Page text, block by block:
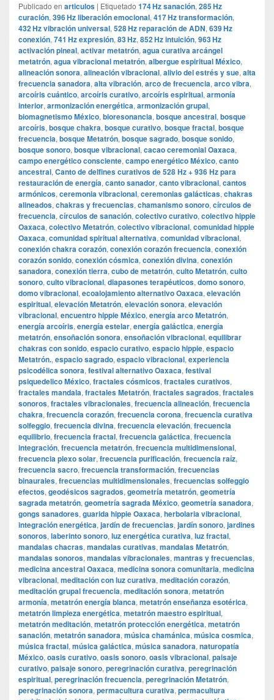
Publicado en articulos | Etiquetado 174 Hz sanación, 285 Hz
curación, 396 Hz liberación emocional, 417 Hz transformación,
432 Hz vibración universal, 528 Hz reparación de ADN, 639 Hz
conexión, 741 Hz expresión, 83 Hz, 852 Hz intuición, 963 Hz
activación pineal, activar metatrón, agua curativa arcángel
metatrón, agua vibracional metatrón, albergue espiritual México,
alineación sonora, alineación vibracional, alivio del estrés y sue, alta
frecuencia sanadora, alta vibración, arco de frecuencia, arco vibra,
arcoíris cuántico, arcoíris curativo, arcoíris espiritual, armonía
interior, armonización energética, armonización grupal,
biomagnetismo México, bioresonancia, bosque ancestral, bosque
arcoíris, bosque chakra, bosque curativo, bosque fractal, bosque
frecuencia, bosque Metatrón, bosque sagrado, bosque sonido,
bosque sonoro, bosque vibracional, cacao ceremonial Oaxaca,
campo energético consciente, campo energético México, canto
ancestral, Canto de delfines curativos de 528 Hz + 936 Hz para
restauración de energía, canto sanador, canto vibracional, cantos
armónicos, ceremonia vibracional, ceremonias galácticas, chakras
alineados, chakras y frecuencias, chamanismo sonoro, círculos de
frecuencia, círculos de sanación, colectivo curativo, colectivo hippie
Oaxaca, colectivo Metatrón, colectivo vibracional, comunidad hippie
Oaxaca, comunidad spiritual alternativa, comunidad vibracional,
conexión chakra corazón, conexión corazón frecuencia, conexión
corazón sonido, conexión cósmica, conexión divina, conexión
sanadora, conexión tierra, cubo de metatrón, culto Metatrón, culto
sonoro, culto vibracional, diapasones terapéuticos, domo sonoro,
domo vibracional, ecoalojamiento alternativo Oaxaca, elevación
espiritual, elevación Metatrón, elevación sonora, elevación
vibracional, encuentro hippie México, energía arco Metatrón,
energía arcoíris, energía estelar, energía galáctica, energía
metatrón, ensoñación sonora, ensoñación vibracional, equilibrar
chakras con sonido, espacio curativo, espacio hippie, espacio
Metatrón., espacio sagrado, espacio vibracional, experiencia
psicodélica sonora, festival alternativo Oaxaca, festival
psiquedelico México, fractales cósmicos, fractales curativos,
fractales mandala, fractales Metatrón, fractales sagrados, fractales
sonoros, fractales vibracionales, frecuencia alineación, frecuencia
chakra, frecuencia corazón, frecuencia corona, frecuencia curativa
solfeggio, frecuencia divina, frecuencia elevación, frecuencia
equilibrio, frecuencia fractal, frecuencia galáctica, frecuencia
integración, frecuencia metatrón, frecuencia multidimensional,
frecuencia plexo solar, frecuencia purificación, frecuencia raíz,
frecuencia sacro, frecuencia transformación, frecuencias
binaurales, frecuencias multidimensionales, frecuencias solfeggio
efectos, geodésicos sagrados, geometría metatrón, geometría
sagrada metatrón, geometría sagrada México, geometría sanadora,
gongs sanadores, guarida hippie Oaxaca, herbolaria vibracional,
integración energética, jardín de frecuencias, jardín sonoro, jardines
sonoros, laberinto sonoro, luz energética curativa, luz fractal,
mandalas chacras, mandalas curativas, mandalas Metatrón,
mandalas sonoros, mandalas vibracionales, mantras y frecuencias,
medicina ancestral Oaxaca, medicina sonora comunitaria, medicina
vibracional, meditación con luz curativa, meditación corazón,
meditación grupal frecuencia, meditación sonora, metatrón
armonía, metatrón energía blanca, metatrón enseñanza esotérica,
metatrón limpieza energética, metatrón maestro espiritual,
metatrón meditación, metatrón protección energética, metatrón
sanación, metatrón sanadora, música chamánica, música cosmica,
música fractal, música galáctica, música sanadora, naturopatía
México, oasis curativo, oasis sonoro, oasis vibracional, paisaje
curativo, paisaje sonoro, peregrinación curativa, peregrinación
espiritual, peregrinación frecuencia, peregrinación Metatrón,
peregrinación sonora, permacultura curativa, permacultura